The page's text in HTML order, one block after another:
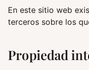
En este sitio web
terceros sobre los
Propiedad